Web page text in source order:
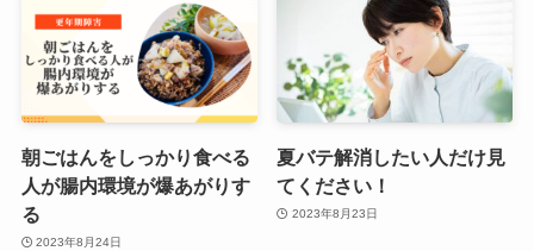
朝ごはんをしっかり食べる
人が腸内環境が爆あがりす
る
2023年8月24日
夏バテ解消したい人だけ見
てください！
2023年8月23日